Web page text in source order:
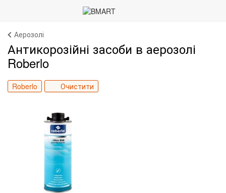
Аерозолі
Антикорозійні засоби в аерозолі
Roberlo
Roberlo Очистити